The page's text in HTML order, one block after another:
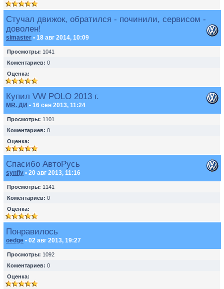
Стучал движок, обратился - починили, сервисом -
доволен!
simaster • 18 авг 2014, 10:09
Просмотры: 1041
Коментариев: 0
Оценка:
Купил VW POLO 2013 г.
MR. ДИ • 16 сен 2013, 11:24
Просмотры: 1101
Коментариев: 0
Оценка:
Спасибо АвтоРусь
synfly • 20 авг 2013, 11:16
Просмотры: 1141
Коментариев: 0
Оценка:
Понравилось
oedge • 02 авг 2013, 19:27
Просмотры: 1092
Коментариев: 0
Оценка: